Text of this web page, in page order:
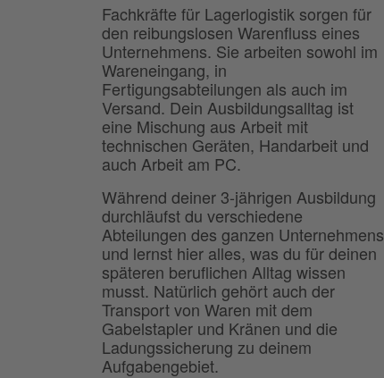
Fachkräfte für Lagerlogistik sorgen für
den reibungslosen Warenfluss eines
Unternehmens. Sie arbeiten sowohl im
Wareneingang, in
Fertigungsabteilungen als auch im
Versand. Dein Ausbildungsalltag ist
eine Mischung aus Arbeit mit
technischen Geräten, Handarbeit und
auch Arbeit am PC.
Während deiner 3-jährigen Ausbildung
durchläufst du verschiedene
Abteilungen des ganzen Unternehmens
und lernst hier alles, was du für deinen
späteren beruflichen Alltag wissen
musst. Natürlich gehört auch der
Transport von Waren mit dem
Gabelstapler und Kränen und die
Ladungssicherung zu deinem
Aufgabengebiet.